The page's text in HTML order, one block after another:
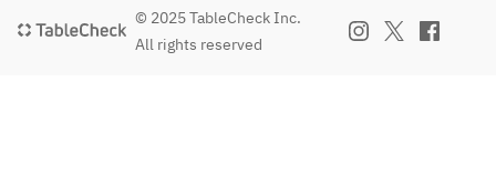
© 2025 TableCheck Inc.
All rights reserved